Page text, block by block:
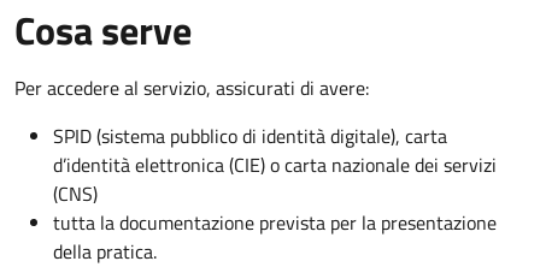
Cosa serve
Per accedere al servizio, assicurati di avere:
SPID (sistema pubblico di identità digitale), carta
d’identità elettronica (CIE) o carta nazionale dei servizi
(CNS)
tutta la documentazione prevista per la presentazione
della pratica.